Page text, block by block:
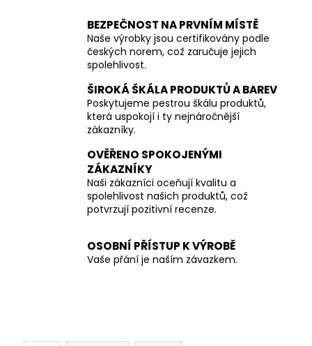
BEZPEČNOST NA PRVNÍM MÍSTĚ
Naše výrobky jsou certifikovány podle
českých norem, což zaručuje jejich
spolehlivost.
ŠIROKÁ ŠKÁLA PRODUKTŮ A BAREV
Poskytujeme pestrou škálu produktů,
která uspokojí i ty nejnáročnější
zákazníky.
OVĚŘENO SPOKOJENÝMI
ZÁKAZNÍKY
Naši zákazníci oceňují kvalitu a
spolehlivost našich produktů, což
potvrzují pozitivní recenze.
OSOBNÍ PŘÍSTUP K VÝROBĚ
Vaše přání je naším závazkem.